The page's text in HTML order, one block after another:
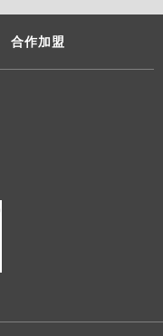
合作加盟